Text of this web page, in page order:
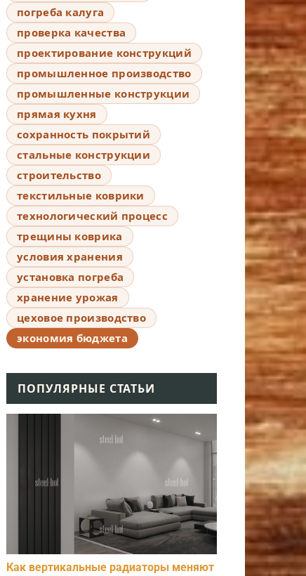
погреба калуга
проверка качества
проектирование конструкций
промышленное производство
промышленные конструкции
прямая кухня
сохранность покрытий
стальные конструкции
строительство
текстильные коврики
технологический процесс
трещины коврика
условия хранения
установка погреба
хранение урожая
цеховое производство
экономия бюджета
ПОПУЛЯРНЫЕ СТАТЬИ
Как вертикальные радиаторы меняют